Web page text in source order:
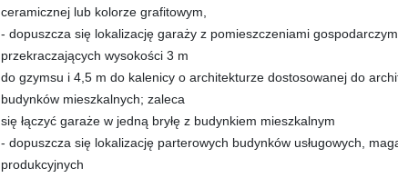
ceramicznej lub kolorze grafitowym,
- dopuszcza się lokalizację garaży z pomieszczeniami
przekraczających wysokości 3 m
do gzymsu i 4,5 m do kalenicy o architekturze dostosowanej do
budynków mieszkalnych; zaleca
się łączyć garaże w jedną bryłę z budynkiem mieszkalnym
- dopuszcza się lokalizację parterowych budynków usługowych,
produkcyjnych